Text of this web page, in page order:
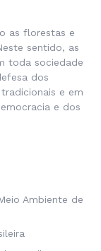
as florestas e
sentido, as
toda sociedade
dos
e em
e dos
Ambiente de